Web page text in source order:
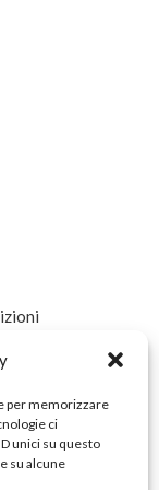
per memorizzare
ci
unici su questo
su alcune